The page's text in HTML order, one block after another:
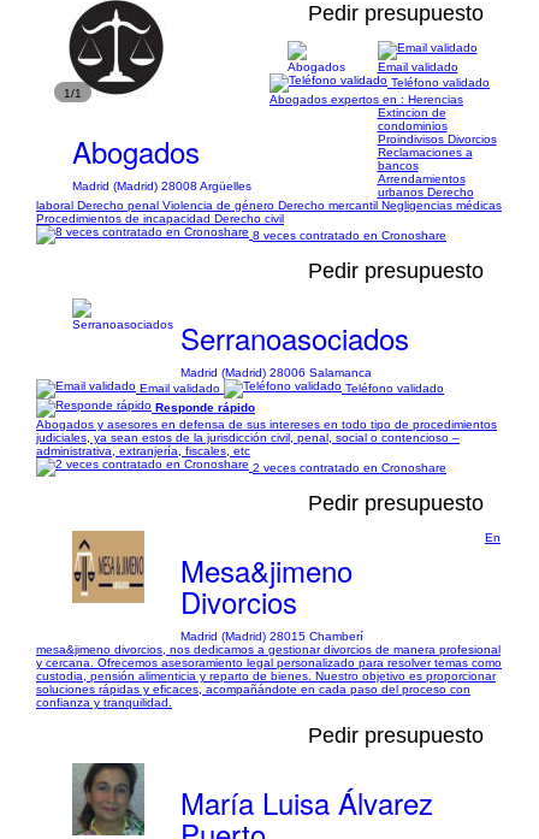
1/1
Pedir presupuesto
Abogados
Madrid (Madrid) 28008 Argüelles
Email validado
Teléfono validado
Abogados expertos en : Herencias
Extincion de
condominios
Proindivisos Divorcios
Reclamaciones a
bancos
Arrendamientos
urbanos Derecho
laboral Derecho penal Violencia de género Derecho mercantil Negligencias médicas
Procedimientos de incapacidad Derecho civil
8 veces contratado en Cronoshare
Pedir presupuesto
Serranoasociados
Madrid (Madrid) 28006 Salamanca
Email validado
Teléfono validado
Responde rápido
Abogados y asesores en defensa de sus intereses en todo tipo de procedimientos
judiciales, ya sean estos de la jurisdicción civil, penal, social o contencioso –
administrativa, extranjería, fiscales, etc
2 veces contratado en Cronoshare
Pedir presupuesto
Mesa&jimeno
Divorcios
Madrid (Madrid) 28015 Chamberí
En
mesa&jimeno divorcios, nos dedicamos a gestionar divorcios de manera profesional
y cercana. Ofrecemos asesoramiento legal personalizado para resolver temas como
custodia, pensión alimenticia y reparto de bienes. Nuestro objetivo es proporcionar
soluciones rápidas y eficaces, acompañándote en cada paso del proceso con
confianza y tranquilidad.
Pedir presupuesto
María Luisa Álvarez